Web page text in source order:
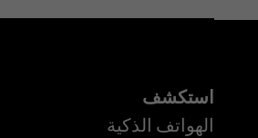
استكشف
الهواتف الذكية